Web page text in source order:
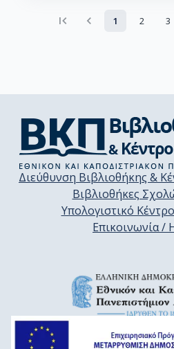
1 2 3
Διεύθυνση Βιβλιοθήκης &
Βιβλιοθήκες
Υπολογιστικό
Επικοινωνία /